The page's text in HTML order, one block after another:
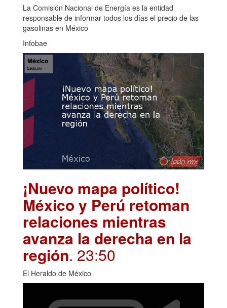
La Comisión Nacional de Energía es la entidad
responsable de informar todos los días el precio de las
gasolinas en México
Infobae
¡Nuevo mapa político!
México y Perú retoman
relaciones mientras
avanza la derecha en la
región. 23:50
El Heraldo de México